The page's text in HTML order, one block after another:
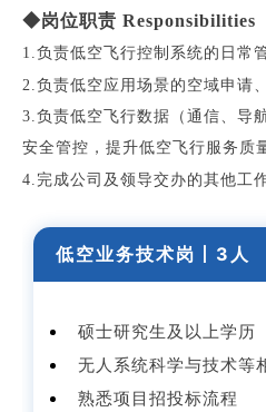
◆岗位职责 Responsibilities
1.负责低空飞行控制系统的日常
2.负责低空应用场景的空域申请
3.负责低空飞行数据（通信、导
安全管控，提升低空飞行服务质
4.完成公司及领导交办的其他工
低空业务技术岗丨3人
硕士研究生及以上学历
无人系统科学与技术等
熟悉项目招投标流程